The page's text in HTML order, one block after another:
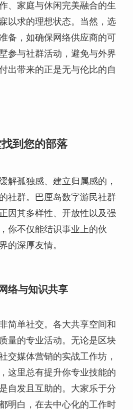
、家庭与休闲完美融合的生
以求的理想状态。当然，选
备，如确保网络供应商的可
参与社群活动，避免与外界
出带来的正是无与伦比的自
到您的部落
解孤独感、建立归属感的，
社群。巴厘岛数字游民社群
因其多样性、开放性以及强
你不仅能结识事业上的伙
的深厚友情。
络与知识共享
简单社交。各大共享空间和
量的专业活动。无论是区块
交媒体营销的实战工作坊，
这里总有提升你专业技能的
自发且互助的。大家乐于分
明白，在去中心化的工作时